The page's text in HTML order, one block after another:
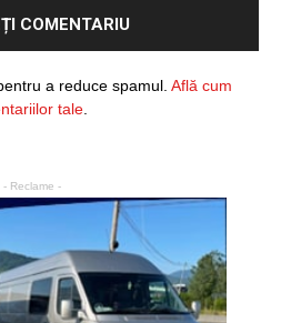
a reduce spamul. Află cum
tale
- Reclame -